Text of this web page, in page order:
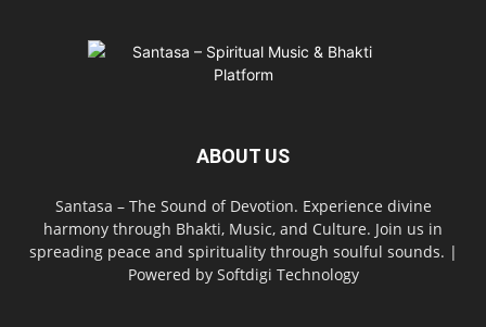
ABOUT US
Santasa – The Sound of Devotion. Experience divine
harmony through Bhakti, Music, and Culture. Join us in
spreading peace and spirituality through soulful sounds. |
Powered by Softdigi Technology